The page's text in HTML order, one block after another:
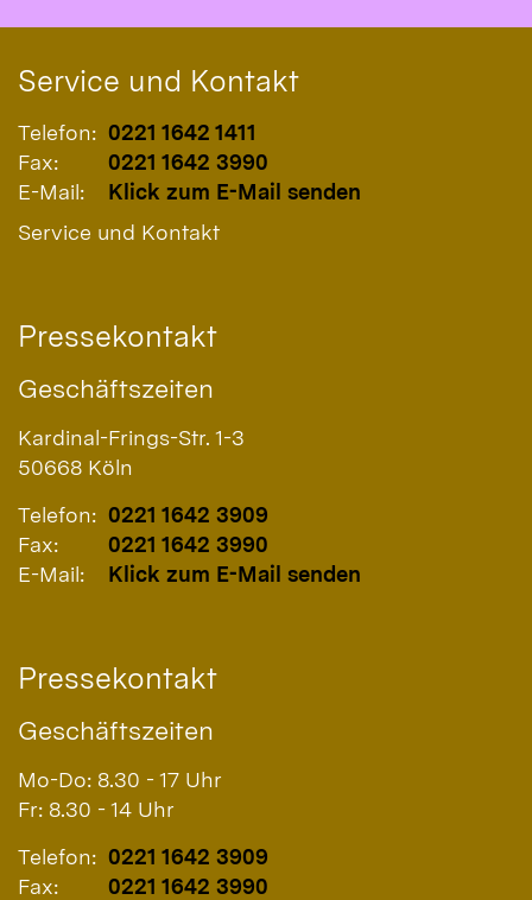
Service und Kontakt
Telefon: 0221 1642 1411
Fax:
0221 1642 3990
E-Mail:
Klick zum E-Mail senden
Service und Kontakt
Pressekontakt
Geschäftszeiten
Kardinal-Frings-Str. 1-3
50668 Köln
Telefon: 0221 1642 3909
Fax:
0221 1642 3990
E-Mail:
Klick zum E-Mail senden
Pressekontakt
Geschäftszeiten
Mo-Do: 8.30 - 17 Uhr
Fr: 8.30 - 14 Uhr
Telefon: 0221 1642 3909
Fax:
0221 1642 3990